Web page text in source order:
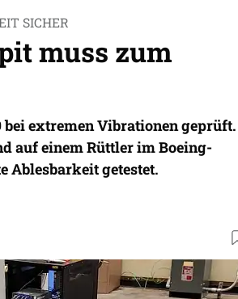
SICHER
muss zum
bei extremen Vibrationen geprüft.
auf einem Rüttler im Boeing-
Ablesbarkeit getestet.